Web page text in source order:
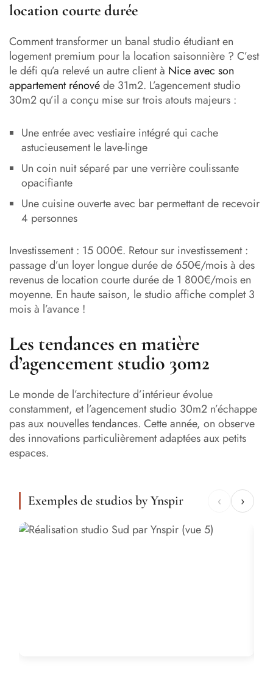
location courte durée
Comment transformer un banal studio étudiant en
logement premium pour la location saisonnière ? C’est
le défi qu’a relevé un autre client à Nice avec son
appartement rénovéde 31m2. L’agencement studio
30m2 qu’il a conçu mise sur trois atouts majeurs :
Une entrée avec vestiaire intégré qui cache
astucieusement le lave-linge
Un coin nuit séparé par une verrière coulissante
opacifiante
Une cuisine ouverte avec bar permettant de recevoir
4 personnes
Investissement : 15 000€. Retour sur investissement :
passage d’un loyer longue durée de 650€/mois à des
revenus de location courte durée de 1 800€/mois en
moyenne. En haute saison, le studio affiche complet 3
mois à l’avance !
Les tendances en matière
d’agencement studio 30m2
Le monde de l’architecture d’intérieur évolue
constamment, et l’agencement studio 30m2 n’échappe
pas aux nouvelles tendances. Cette année, on observe
des innovations particulièrement adaptées aux petits
espaces.
Exemples de studios by Ynspir ‹ ›